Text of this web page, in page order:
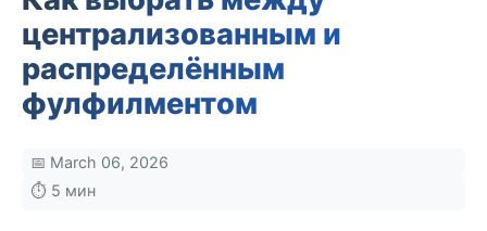
централизованным и
распределённым
фулфилментом
📅 March 06, 2026
⏱️ 5 мин